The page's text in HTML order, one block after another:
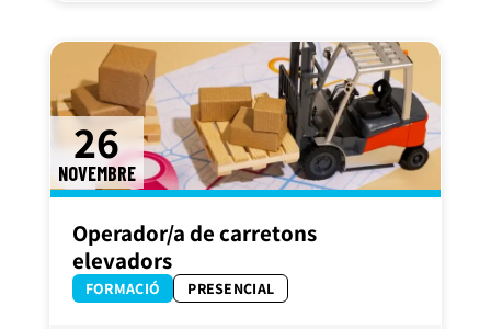
26
NOVEMBRE
Operador/a de carretons
elevadors
FORMACIÓ PRESENCIAL